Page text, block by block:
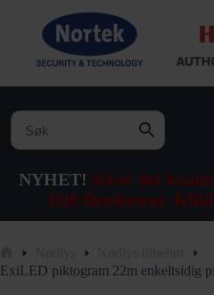
NYHET! Nå er det
IQ8 Detektorer.
innholdet
Hjem
ExiLED piktogram 22m enkeltsidig